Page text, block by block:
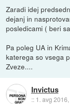
Zaradi idej
dejanj in
posledicami ( beri
Pa poleg UA in
katerega so vsega
Zveze....
Invictus
:: 1. avg